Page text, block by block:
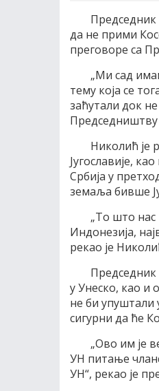
Председник
да не прими
преговоре са
„Ми сад
тему која се
заћутали док
Председништву
Николић је
Југославије,
Србија у
земаља бивше
„То што нас
Индонезија,
рекао је
Председник
у Унеско, као и
не би упуштали
сигурни да ће
„Ово им је
УН питање
УН“, рекао је